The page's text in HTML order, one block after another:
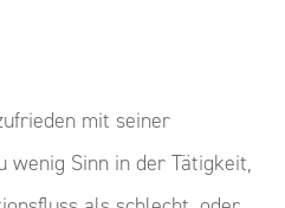
mit seiner
wenig Sinn in der Tätigkeit,